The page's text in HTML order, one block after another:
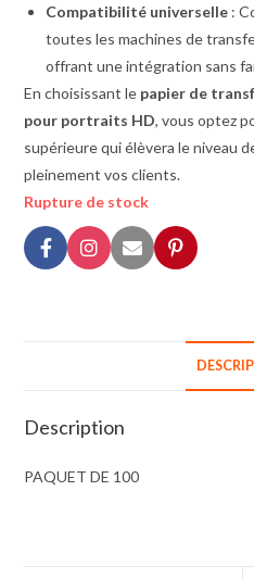
Compatibilité universelle :
toutes les machines de
offrant une intégration sans
En choisissant le papier de
pour portraits HD, vous optez
supérieure qui élèvera le niveau
pleinement vos clients.
Rupture de stock
Description
PAQUET DE 100